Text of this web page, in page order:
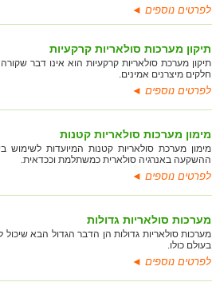
לפרטים נוספים ◄
תיקון מערכות סולאריות קרקעיות
תיקון מערכת סולאריות קרקעיות הוא אינו דבר
חלקים מיצרנים אמינים.
לפרטים נוספים ◄
מימון מערכות סולאריות קטנות
מימון מערכת סולאריות קטנות המיועדות
ההשקעה באנרגיה סולארית כמשתלמת וככדאית.
לפרטים נוספים ◄
מערכות סולאריות גדולות
מערכות סולאריות גדולות הן הדבר הגדול הבא
בעולם כולו.
לפרטים נוספים ◄